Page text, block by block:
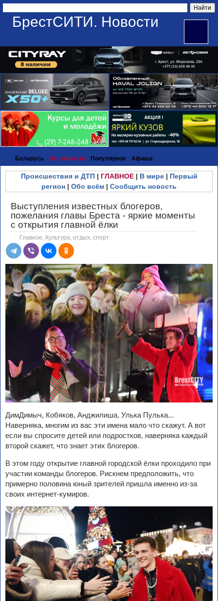
БрестСИТИ. Новости
Беларусь Все новости Популярное Афиша
Происшествия и ДТП| ГЛАВНОЕ| В мире| Первый
регион | Обо всём | Сообщить новость
Выступления известных блогеров,
пожелания главы Бреста - яркие моменты
с открытия главной ёлки
Главное Культура, отдых, спорт
ДимДимыч, Кобяков, Анджилиша, Улька Пулька...
Наверняка, многим из вас эти имена мало что скажут. А вот
если вы спросите детей или подростков, наверняка каждый
второй скажет, что знает этих блогеров.
В этом году открытие главной городской ёлки проходило при
участии команды блогеров. Рискнем предположить, что
примерно половина юный зрителей пришла именно из-за
своих интернет-кумиров.